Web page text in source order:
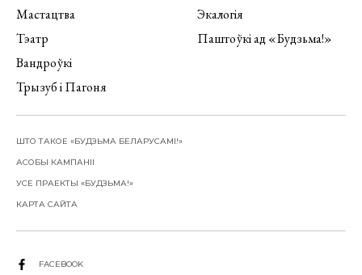
Мастацтва
Тэатр
Вандроўкі
Трызуб і Пагоня
Экалогія
Паштоўкі ад «Будзьма!»
ШТО ТАКОЕ «БУДЗЬМА БЕЛАРУСАМІ!»
АСОБЫ КАМПАНІІ
УСЕ ПРАЕКТЫ «БУДЗЬМА!»
КАРТА САЙТА
FACEBOOK